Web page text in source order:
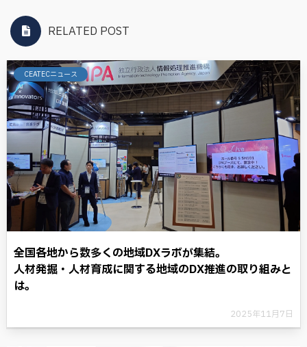
RELATED POST
CEATECニュース
全国各地から数多くの地域DXラボが集結。
人材発掘・人材育成に関する地域のDX推進の取り組みと
は。
2025年11月7日